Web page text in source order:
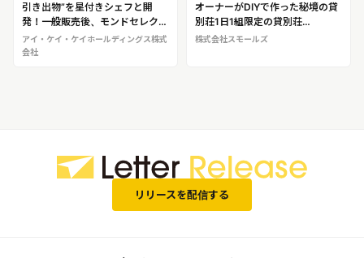
引き出物”を星付きシェフと開
発！一般販売後、モンドセレクシ
ョン最高金賞などを受賞したブラ
ンド 無添加調味料「万能日和」
アイ・ケイ・ケイホールディングス株式
会社
オーナーがDIYで作った秘境の貸
別荘1日1組限定の貸別荘
「SESELA」＠山梨県道志村
株式会社スモールズ
リリースを配信する